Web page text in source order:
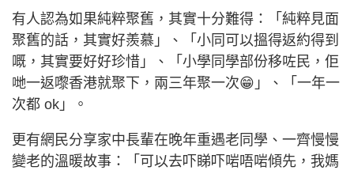
有人認為如果純粹聚舊，其實十分難得：「純粹見面
聚舊的話，其實好羨慕」、「小同可以搵得返約得到
嘅，其實要好好珍惜」、「小學同學部份移咗民，佢
哋一返嚟香港就聚下，兩三年聚一次😁」、「一年一
次都 ok」。
更有網民分享家中長輩在晚年重遇老同學、一齊慢慢
變老的溫暖故事：「可以去吓睇吓啱唔啱傾先，我媽